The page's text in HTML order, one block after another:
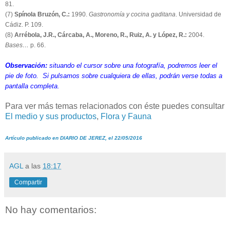
81.
(7) Spínola Bruzón, C.: 1990. Gastronomía y cocina gaditana. Universidad de
Cádiz. P. 109.
(8) Arrébola, J.R., Cárcaba, A., Moreno, R., Ruiz, A. y López, R.: 2004.
Bases… p. 66.
Observación: situando el cursor sobre una fotografía, podremos leer el
pie de foto. Si pulsamos sobre cualquiera de ellas, podrán verse todas a
pantalla completa.
Para ver más temas relacionados con éste puedes consultar
El medio y sus productos, Flora y Fauna
Artículo publicado en DIARIO DE JEREZ, el 22/05/2016
AGL a las 18:17
Compartir
No hay comentarios: